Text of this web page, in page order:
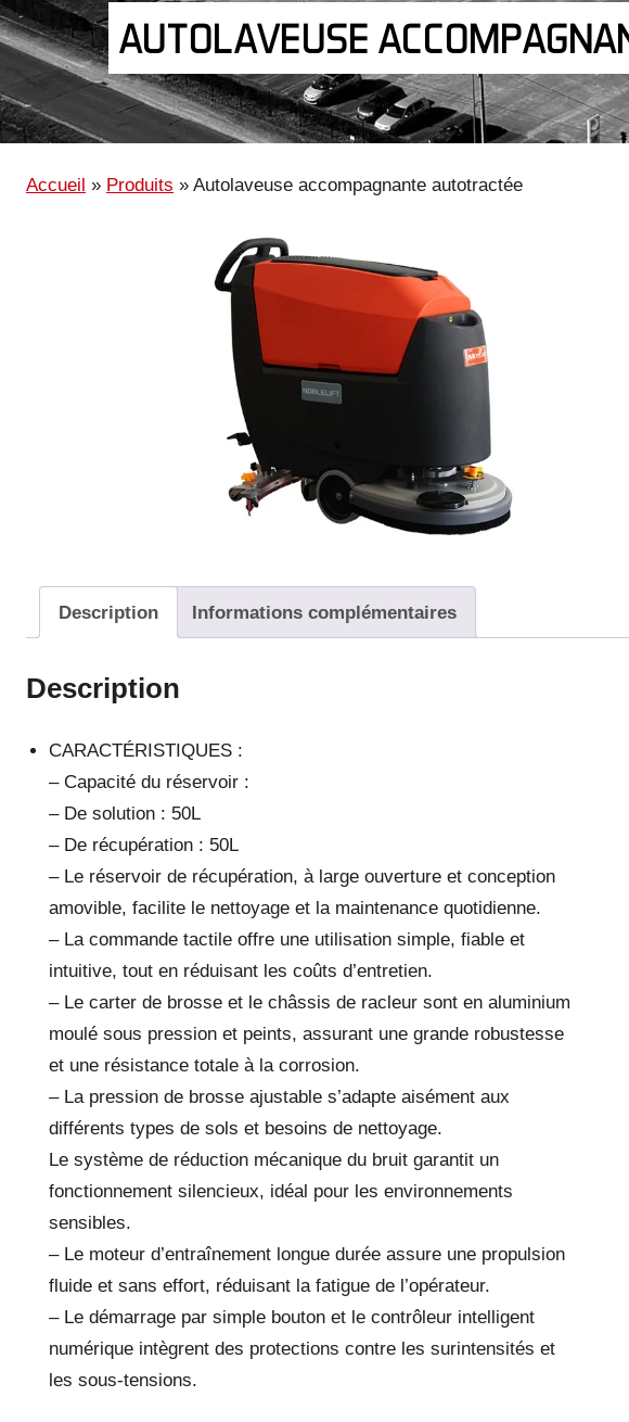
AUTOLAVEUSE
Accueil » Produits » Autolaveuse accompagnante autotractée
Description Informations complémentaires
Description
CARACTÉRISTIQUES :
– Capacité du réservoir :
– De solution : 50L
– De récupération : 50L
– Le réservoir de récupération, à large ouverture et conception
amovible, facilite le nettoyage et la maintenance quotidienne.
– La commande tactile offre une utilisation simple, fiable et
intuitive, tout en réduisant les coûts d’entretien.
– Le carter de brosse et le châssis de racleur sont en aluminium
moulé sous pression et peints, assurant une grande robustesse
et une résistance totale à la corrosion.
– La pression de brosse ajustable s’adapte aisément aux
différents types de sols et besoins de nettoyage.
Le système de réduction mécanique du bruit garantit un
fonctionnement silencieux, idéal pour les environnements
sensibles.
– Le moteur d’entraînement longue durée assure une propulsion
fluide et sans effort, réduisant la fatigue de l’opérateur.
– Le démarrage par simple bouton et le contrôleur intelligent
numérique intègrent des protections contre les surintensités et
les sous-tensions.